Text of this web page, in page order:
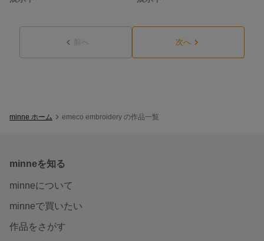
前へ 次へ
minne ホーム emeco embroidery の作品一覧
minneを知る
minneについて
minneで買いたい
作品をさがす